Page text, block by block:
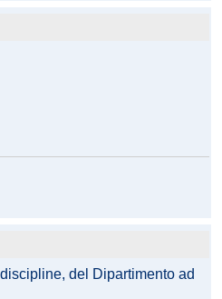
del Dipartimento ad